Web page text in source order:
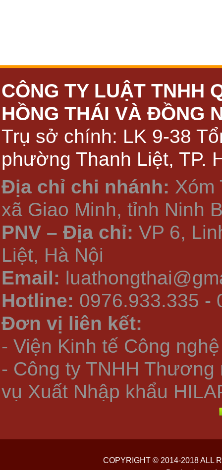
CÔNG TY LUẬT TNHH
HỒNG THÁI VÀ ĐỒNG
Trụ sở chính: LK 9-38
phường Thanh Liệt, TP.
Địa chỉ chi nhánh: Xóm
xã Giao Minh, tỉnh Ninh
PNV – Địa chỉ: VP 6,
Liệt, Hà Nội
Email:
Hotline: 0976.933.335 -
Đơn vị liên kết:
- Viện Kinh tế Công
- Công ty TNHH Thương
vụ Xuất Nhập khẩu
COPYRIGHT © 2014-2018 ALL